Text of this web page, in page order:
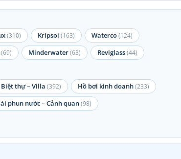
(310) Kripsol (163) Waterco(124)
(69) Minderwater(63) Reviglass(44)
Biệt thự – Villa (392) Hồ bơi kinh doanh(233)
phun nước – Cảnh quan(98)